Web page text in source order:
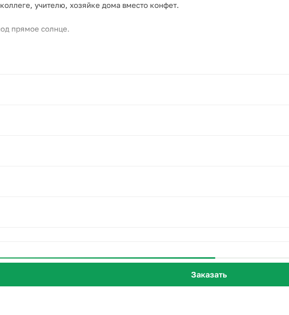
учителю, хозяйке дома вместо конфет.
прямое солнце.
Заказать